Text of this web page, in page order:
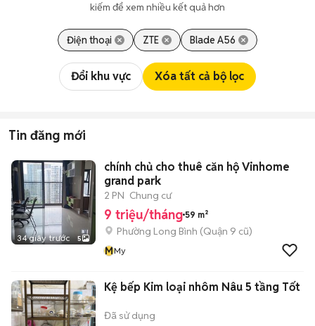
kiếm để xem nhiều kết quả hơn
Điện thoại ZTE Blade A56
Đổi khu vực Xóa tất cả bộ lọc
Tin đăng mới
34 giây trước 5
chính chủ cho thuê căn hộ Vinhome
grand park
2 PN Chung cư
9 triệu/tháng 59 m²
Phường Long Bình (Quận 9 cũ)
MMy
Kệ bếp Kim loại nhôm Nâu 5 tầng Tốt
Đã sử dụng